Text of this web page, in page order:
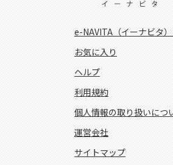
e-NAVITA（イーナビタ
お気に入り
ヘルプ
利用規約
個人情報の取り扱いにつ
運営会社
サイトマップ